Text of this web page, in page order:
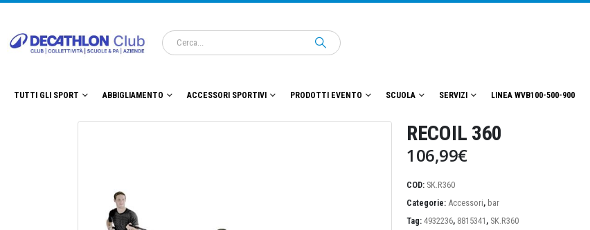
TUTTI GLI SPORT ABBIGLIAMENTO ACCESSORI SPORTIVI PRODOTTI EVENTO SCUOLA SERVIZI LINEA WVB100-500-900
RECOIL 360
106,99€
COD: SK.R360
Categorie: Accessori, bar
Tag: 4932236, 8815341 , SK.R360